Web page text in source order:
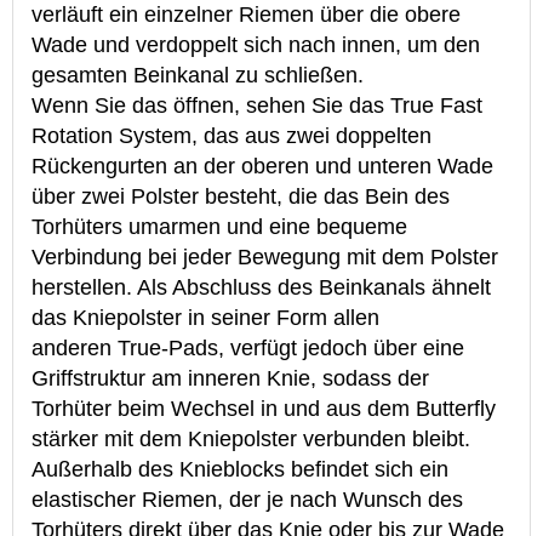
verläuft ein einzelner Riemen über die obere
Wade und verdoppelt sich nach innen, um den
gesamten Beinkanal zu schließen.
Wenn Sie das öffnen, sehen Sie das True Fast
Rotation System, das aus zwei doppelten
Rückengurten an der oberen und unteren Wade
über zwei Polster besteht, die das Bein des
Torhüters umarmen und eine bequeme
Verbindung bei jeder Bewegung mit dem Polster
herstellen. Als Abschluss des Beinkanals ähnelt
das Kniepolster in seiner Form allen
anderen True-Pads, verfügt jedoch über eine
Griffstruktur am inneren Knie, sodass der
Torhüter beim Wechsel in und aus dem Butterfly
stärker mit dem Kniepolster verbunden bleibt.
Außerhalb des Knieblocks befindet sich ein
elastischer Riemen, der je nach Wunsch des
Torhüters direkt über das Knie oder bis zur Wade